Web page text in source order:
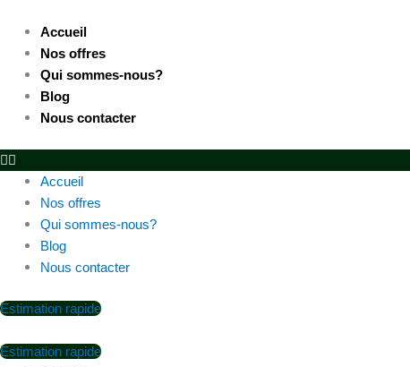
content
Accueil
Nos offres
Qui sommes-nous?
Blog
Nous contacter
Accueil
Nos offres
Qui sommes-nous?
Blog
Nous contacter
Estimation rapide
Estimation rapide